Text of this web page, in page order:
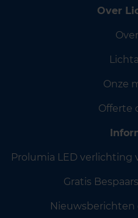
Over
Onze
Offerte
Prolumia LED verlichting
Gratis
Nieuwsberichten